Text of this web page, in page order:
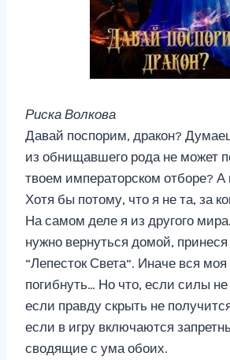
Риска Волкова
Давай поспорим, дракон?
из обнищавшего рода не может
твоем императорском отборе? А
Хотя бы потому, что я не та, за
На самом деле я из другого
нужно вернуться домой,
“Лепесток Света”. Иначе вся
погибнуть… Но что, если силы
если правду скрыть не
если в игру включаются
сводящие с ума обоих.